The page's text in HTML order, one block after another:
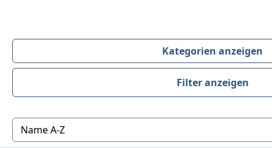
Kategorien anzeigen
Filter anzeigen
Produktübersicht